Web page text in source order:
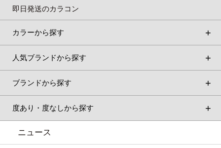
即日発送のカラコン
カラーから探す
人気ブランドから探す
ブランドから探す
度あり・度なしから探す
ニュース